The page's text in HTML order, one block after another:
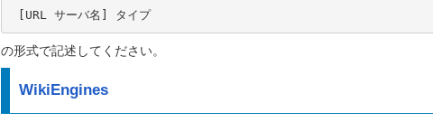
[URL サーバ名] タイプ
の形式で記述してください。
WikiEngines